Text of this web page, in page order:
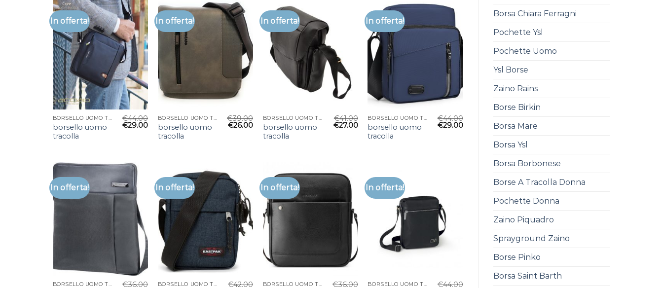
Borsa Chiara Ferragni
Pochette Ysl
Pochette Uomo
Ysl Borse
Zaino Rains
Borse Birkin
Borsa Mare
Borsa Ysl
Borsa Borbonese
Borse A Tracolla Donna
Pochette Donna
Zaino Piquadro
Sprayground Zaino
Borse Pinko
Borsa Saint Barth
In offerta!
BORSELLO UOMO TRACOLLA
borsello uomo
tracolla
€44.00
€29.00
In offerta!
BORSELLO UOMO TRACOLLA
borsello uomo
tracolla
€39.00
€26.00
In offerta!
BORSELLO UOMO TRACOLLA
borsello uomo
tracolla
€41.00
€27.00
In offerta!
BORSELLO UOMO TRACOLLA
borsello uomo
tracolla
€44.00
€29.00
In offerta!
BORSELLO UOMO TRACOLLA €36.00
In offerta!
BORSELLO UOMO TRACOLLA €42.00
In offerta!
BORSELLO UOMO TRACOLLA €36.00
In offerta!
BORSELLO UOMO TRACOLLA €44.00